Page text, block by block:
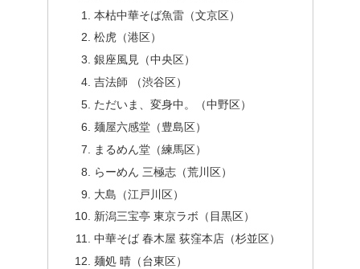
本枯中華そば魚雷（文京区）
松虎（港区）
銀座風見（中央区）
吉法師 （渋谷区）
ただいま、変身中。（中野区）
麺屋六感堂（豊島区）
まるめん堂（練馬区）
らーめん 三極志（荒川区）
大島（江戸川区）
新潟三宝亭 東京ラボ（目黒区）
中華そば 春木屋 荻窪本店（杉並区）
麺処 晴（台東区）